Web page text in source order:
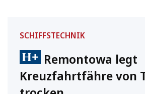
SCHIFFSTECHNIK
Remontowa legt
Kreuzfahrtfähre von